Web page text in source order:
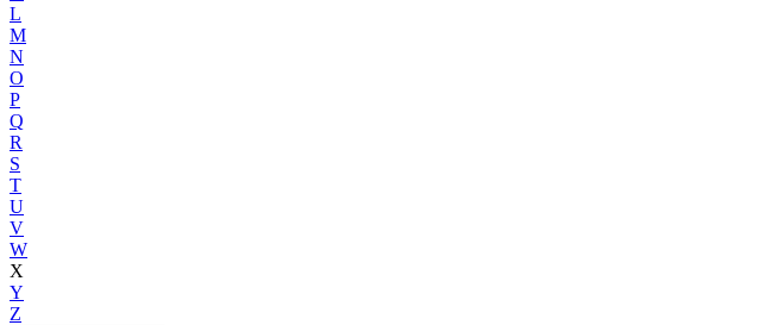
L
M
N
O
P
Q
R
S
T
U
V
W
X
Y
Z